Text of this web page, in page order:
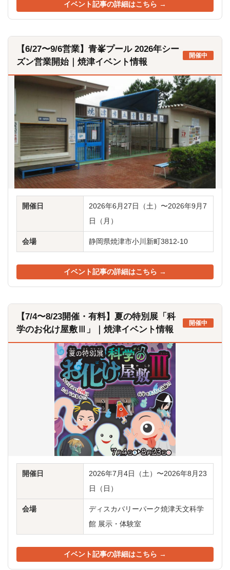
イベント記事の詳細はこちら →
【6/27〜9/6営業】青峯プール 2026年シー
ズン営業開始｜焼津イベント情報
開催中
開催日
2026年6月27日（土）〜2026年9月7
日（月）
会場 静岡県焼津市小川新町3812-10
イベント記事の詳細はこちら →
【7/4〜8/23開催・有料】夏の特別展「科
学のお化け屋敷Ⅲ」｜焼津イベント情報
開催中
開催日
2026年7月4日（土）〜2026年8月23
日（日）
会場
ディスカバリーパーク焼津天文科学
館 展示・体験室
イベント記事の詳細はこちら →